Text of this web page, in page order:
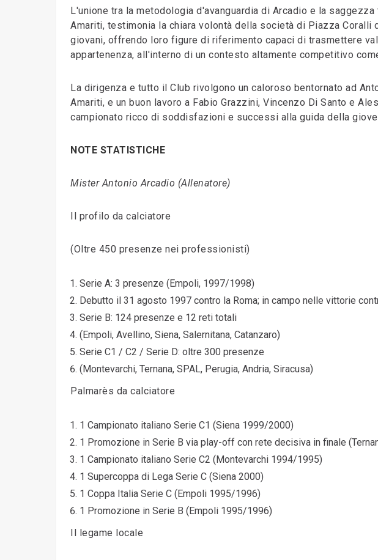
L'unione tra la metodologia d'avanguardia di Arcadio e la
Amariti, testimonia la chiara volontà della società di Piazza
giovani, offrendo loro figure di riferimento capaci di trasmettere
appartenenza, all'interno di un contesto altamente competitivo
La dirigenza e tutto il Club rivolgono un caloroso bentornato ad
Amariti, e un buon lavoro a Fabio Grazzini, Vincenzo Di Santo e
campionato ricco di soddisfazioni e successi alla guida della
NOTE STATISTICHE
Mister Antonio Arcadio (Allenatore)
Il profilo da calciatore
(Oltre 450 presenze nei professionisti)
Serie A: 3 presenze (Empoli, 1997/1998)
Debutto il 31 agosto 1997 contro la Roma; in campo nelle vittorie
Serie B: 124 presenze e 12 reti totali
(Empoli, Avellino, Siena, Salernitana, Catanzaro)
Serie C1 / C2 / Serie D: oltre 300 presenze
(Montevarchi, Ternana, SPAL, Perugia, Andria, Siracusa)
Palmarès da calciatore
1 Campionato italiano Serie C1 (Siena 1999/2000)
1 Promozione in Serie B via play-off con rete decisiva in finale
1 Campionato italiano Serie C2 (Montevarchi 1994/1995)
1 Supercoppa di Lega Serie C (Siena 2000)
1 Coppa Italia Serie C (Empoli 1995/1996)
1 Promozione in Serie B (Empoli 1995/1996)
Il legame locale